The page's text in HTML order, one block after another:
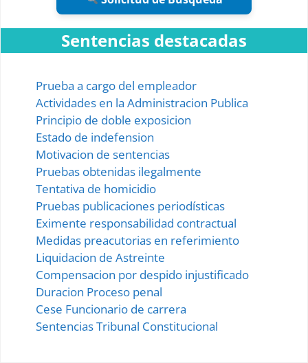
Sentencias destacadas
Prueba a cargo del empleador
Actividades en la Administracion Publica
Principio de doble exposicion
Estado de indefension
Motivacion de sentencias
Pruebas obtenidas ilegalmente
Tentativa de homicidio
Pruebas publicaciones periodísticas
Eximente responsabilidad contractual
Medidas preacutorias en referimiento
Liquidacion de Astreinte
Compensacion por despido injustificado
Duracion Proceso penal
Cese Funcionario de carrera
Sentencias Tribunal Constitucional